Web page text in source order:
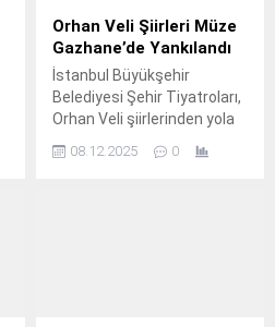
Orhan Veli Şiirleri Müze
Gazhane’de Yankılandı
İstanbul Büyükşehir
Belediyesi Şehir Tiyatroları,
Orhan Veli şiirlerinden yola
düzenleyip yönettiği
08.12.2025 0